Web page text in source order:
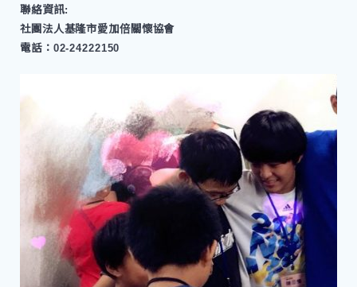
聯絡資訊:
社團法人基隆市愛加倍關懷協會
電話：02-24222150